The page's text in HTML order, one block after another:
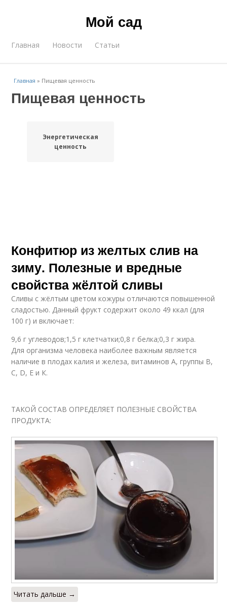
Мой сад
Главная Новости Статьи
Главная » Пищевая ценность
Пищевая ценность
Энергетическая
ценность
Конфитюр из желтых слив на
зиму. Полезные и вредные
свойства жёлтой сливы
Сливы с жёлтым цветом кожуры отличаются повышенной
сладостью. Данный фрукт содержит около 49 ккал (для
100 г) и включает:
9,6 г углеводов;1,5 г клетчатки;0,8 г белка;0,3 г жира.
Для организма человека наиболее важным является
наличие в плодах калия и железа, витаминов A, группы B,
C, D, E и К.
ТАКОЙ СОСТАВ ОПРЕДЕЛЯЕТ ПОЛЕЗНЫЕ СВОЙСТВА
ПРОДУКТА:
Читать дальше →